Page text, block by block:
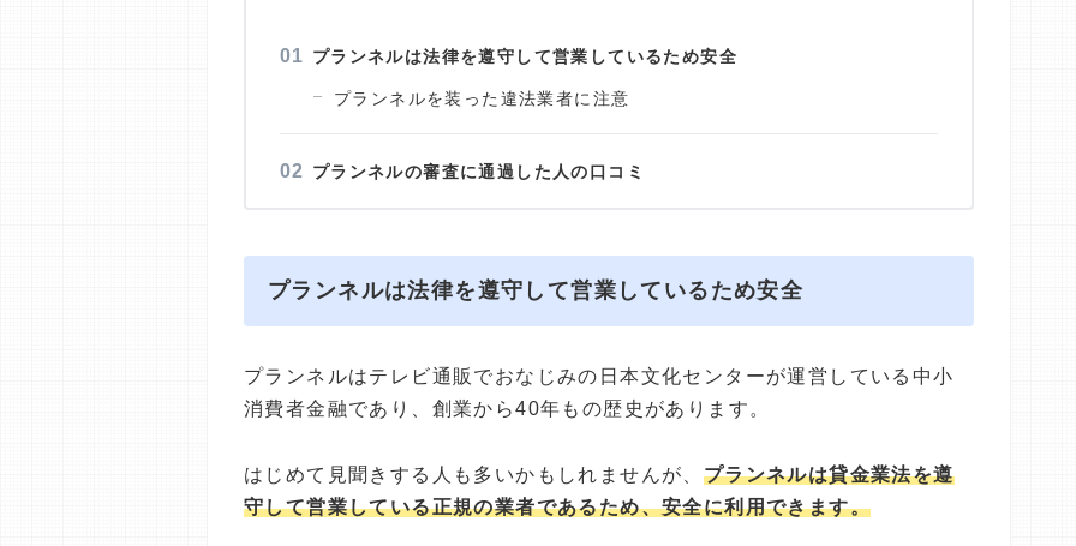
プランネルは法律を遵守して営業しているため安全
プランネルを装った違法業者に注意
プランネルの審査に通過した人の口コミ
プランネルは法律を遵守して営業しているため安全
プランネルはテレビ通販でおなじみの日本文化センターが運営している中小
消費者金融であり、創業から40年もの歴史があります。
はじめて見聞きする人も多いかもしれませんが、 プランネルは貸金業法を遵
守して営業している正規の業者であるため、安全に利用できます。